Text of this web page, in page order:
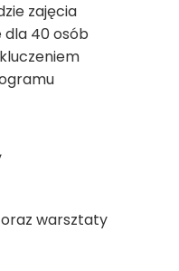
zajęcia
40 osób
warsztaty